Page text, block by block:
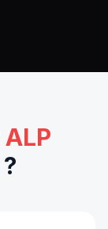
ALP
?